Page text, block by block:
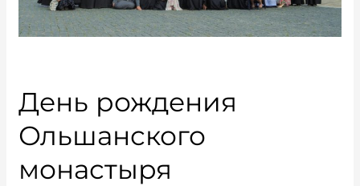
День рождения
Ольшанского
монастыря